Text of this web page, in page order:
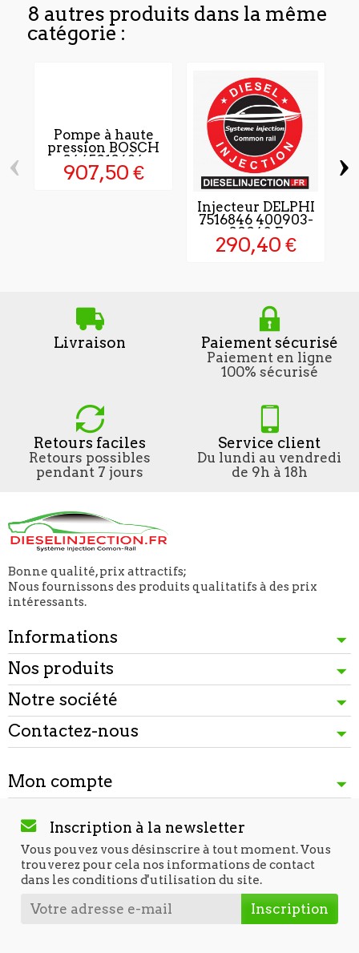
8 autres produits dans la même
catégorie :
Pompe à haute
pression BOSCH
0445010684
907,50 €
Injecteur DELPHI
7516846 400903-
00043 E
290,40 €
‹ ›
Livraison Paiement sécurisé
Paiement en ligne
100% sécurisé
Retours faciles
Retours possibles
pendant 7 jours
Service client
Du lundi au vendredi
de 9h à 18h
Bonne qualité, prix attractifs;
Nous fournissons des produits qualitatifs à des prix
intéressants.
Informations
Nos produits
Notre société
Contactez-nous
Mon compte
Inscription à la newsletter
Vous pouvez vous désinscrire à tout moment. Vous
trouverez pour cela nos informations de contact
dans les conditions d'utilisation du site.